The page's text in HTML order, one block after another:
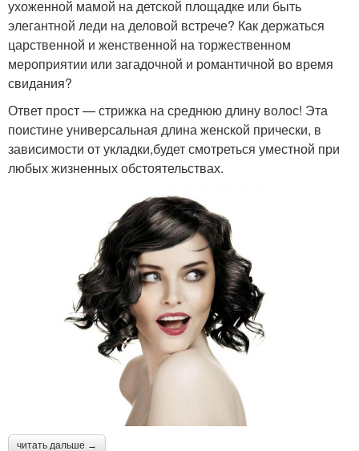
ухоженной мамой на детской площадке или быть
элегантной леди на деловой встрече? Как держаться
царственной и женственной на торжественном
мероприятии или загадочной и романтичной во время
свидания?
Ответ прост — стрижка на среднюю длину волос! Эта
поистине универсальная длина женской прически, в
зависимости от укладки,будет смотреться уместной при
любых жизненных обстоятельствах.
читать дальше →